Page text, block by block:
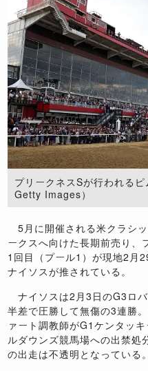
プリークネスSが行われる
Getty Images）
5月に開催される米クラシ
ークスへ向けた長期前売り、
1回目（プール1）が現地2月
ナイソスが推されている。
ナイソスは2月3日のG3ロ
半差で圧勝して無傷の3連勝
ァート調教師がG1ケンタッ
ルダウンズ競馬場への出禁処
の出走は不透明となっている。